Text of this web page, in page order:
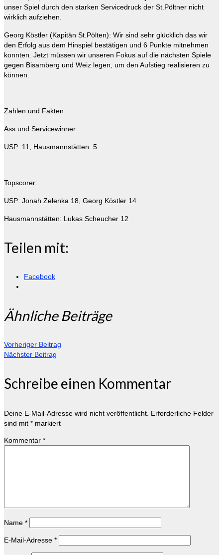
unser Spiel durch den starken Servicedruck der St.Pöltner nicht
wirklich aufziehen.
Georg Köstler (Kapitän St.Pölten): Wir sind sehr glücklich das wir
den Erfolg aus dem Hinspiel bestätigen und 6 Punkte mitnehmen
konnten. Jetzt müssen wir unseren Fokus auf die nächsten Spiele
gegen Bisamberg und Weiz legen, um den Aufstieg realisieren zu
können.
Zahlen und Fakten:
Ass und Servicewinner:
USP: 11, Hausmannstätten: 5
Topscorer:
USP: Jonah Zelenka 18, Georg Köstler 14
Hausmannstätten: Lukas Scheucher 12
Teilen mit:
Facebook
Ähnliche Beiträge
Vorheriger Beitrag
Nächster Beitrag
Schreibe einen Kommentar
Deine E-Mail-Adresse wird nicht veröffentlicht. Erforderliche Felder
sind mit * markiert
Kommentar *
Name *
E-Mail-Adresse *